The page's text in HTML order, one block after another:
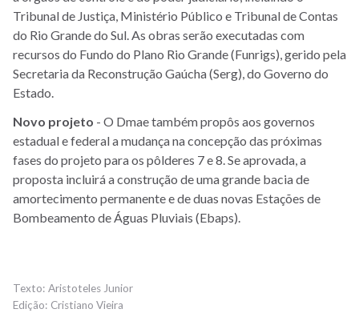
Tribunal de Justiça, Ministério Público e Tribunal de Contas
do Rio Grande do Sul. As obras serão executadas com
recursos do Fundo do Plano Rio Grande (Funrigs), gerido pela
Secretaria da Reconstrução Gaúcha (Serg), do Governo do
Estado.
Novo projeto - O Dmae também propôs aos governos
estadual e federal a mudança na concepção das próximas
fases do projeto para os pôlderes 7 e 8. Se aprovada, a
proposta incluirá a construção de uma grande bacia de
amortecimento permanente e de duas novas Estações de
Bombeamento de Águas Pluviais (Ebaps).
Aristoteles Junior
Cristiano Vieira